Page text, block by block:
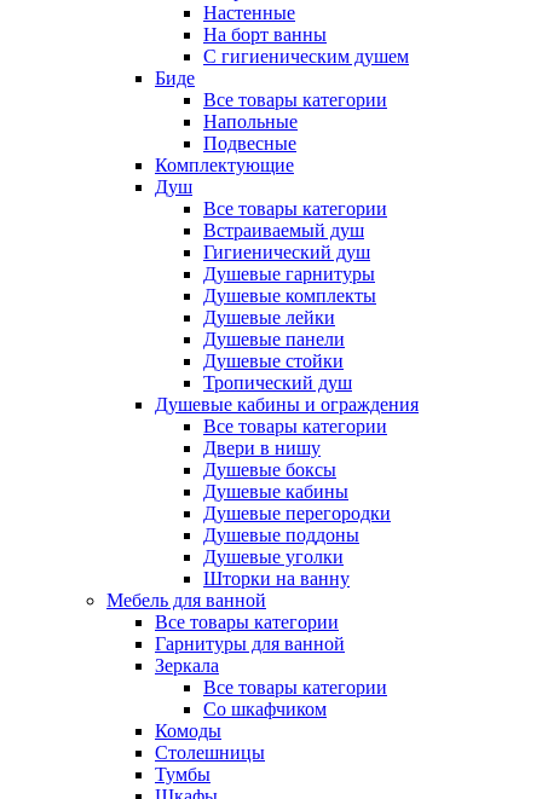
Настенные
На борт ванны
С гигиеническим душем
Биде
Все товары категории
Напольные
Подвесные
Комплектующие
Душ
Все товары категории
Встраиваемый душ
Гигиенический душ
Душевые гарнитуры
Душевые комплекты
Душевые лейки
Душевые панели
Душевые стойки
Тропический душ
Душевые кабины и ограждения
Все товары категории
Двери в нишу
Душевые боксы
Душевые кабины
Душевые перегородки
Душевые поддоны
Душевые уголки
Шторки на ванну
Мебель для ванной
Все товары категории
Гарнитуры для ванной
Зеркала
Все товары категории
Со шкафчиком
Комоды
Столешницы
Тумбы